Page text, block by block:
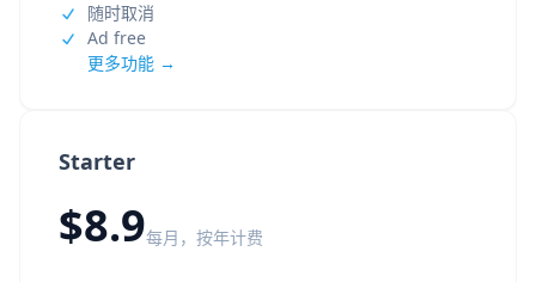
Starter
$8.9每月，按年计费
随时取消
Ad free
更多功能 →